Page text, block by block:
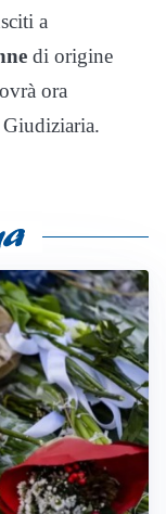
a
di origine
ora